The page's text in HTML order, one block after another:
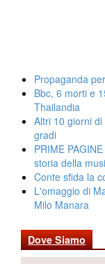
Propaganda
Bbc, 6 morti e
Thailandia
Altri 10 giorni
gradi
PRIME
storia della
Conte sfida la
L'omaggio di
Milo Manara
Dove Siamo